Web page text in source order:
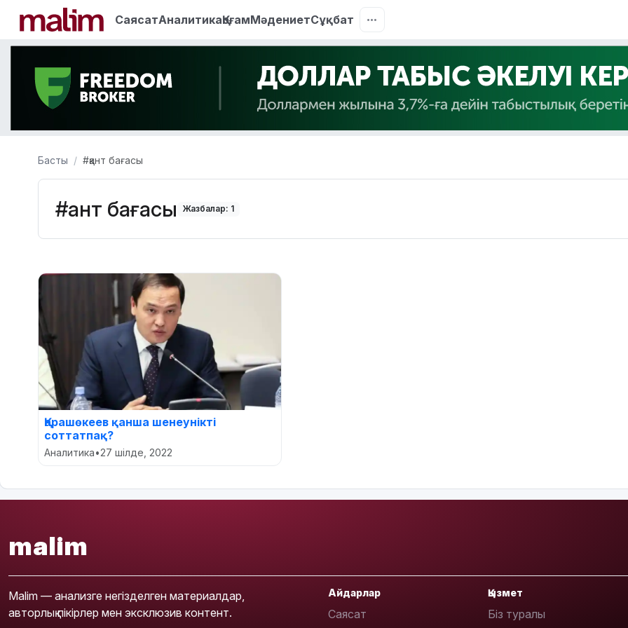
СаясатАналитикаҚоғамМәдениетСұқбат
Басты #қант бағасы
#қант бағасы Жазбалар: 1
Қарашөкеев қанша шенеунікті
соттатпақ?
Аналитика•27 шілде, 2022
malim
Malim — анализге негізделген материалдар,
авторлық пікірлер мен эксклюзив контент.
Айдарлар
Саясат
Қызмет
Біз туралы